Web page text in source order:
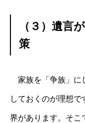
（３）遺言
策
家族を「争族」に
しておくのが理想
界があります。そこ